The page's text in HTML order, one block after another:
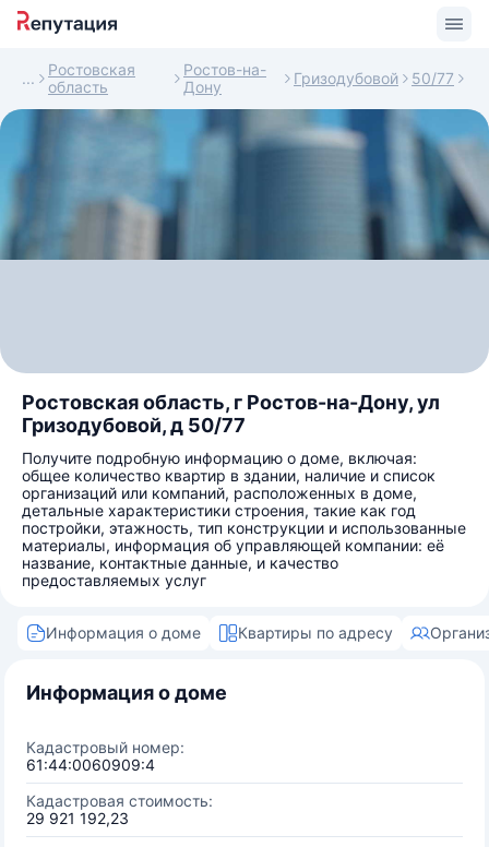
Ростовская
область
Ростов-на-
Дону
Гризодубовой 50/77
Ростовская область, г Ростов-на-Дону, ул
Гризодубовой, д 50/77
Получите подробную информацию о доме, включая:
общее количество квартир в здании, наличие и список
организаций или компаний, расположенных в доме,
детальные характеристики строения, такие как год
постройки, этажность, тип конструкции и использованные
материалы, информация об управляющей компании: её
название, контактные данные, и качество
предоставляемых услуг
Информация о доме Квартиры по адресу
Информация о доме
Кадастровый номер:
61:44:0060909:4
Кадастровая стоимость:
29 921 192,23